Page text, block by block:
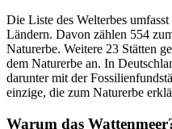
Die Liste des Welterbes
Ländern. Davon zählen 554
Naturerbe. Weitere 23 Stätten
dem Naturerbe an. In
darunter mit der
einzige, die zum Naturerbe
Warum das